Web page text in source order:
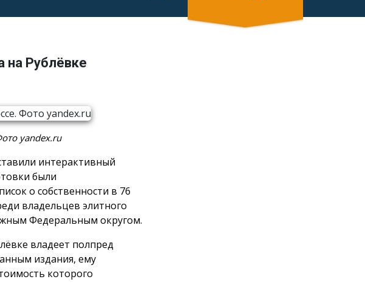
Рублёвке
yandex.ru
интерактивный
были
о собственности в 76
владельцев элитного
Федеральным округом.
владеет полпред
издания, ему
которого